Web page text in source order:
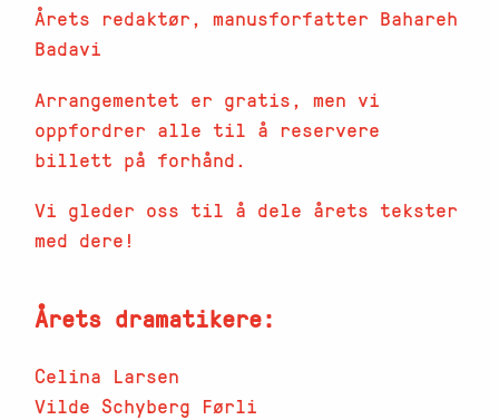
Årets redaktør, manusforfatter Bahareh
Badavi
Arrangementet er gratis, men vi
oppfordrer alle til å reservere
billett på forhånd.
Vi gleder oss til å dele årets tekster
med dere!
Årets dramatikere:
Celina Larsen
Vilde Schyberg Førli